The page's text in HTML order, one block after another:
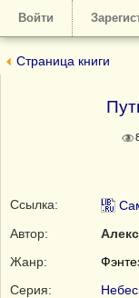
Войти
Страница книги
Ссылка:
Автор:
Жанр:
Серия: